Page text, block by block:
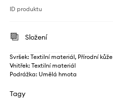
ID produktu
Složení
Svršek: Textilní materiál, Přírodní kůže
Vnitřek: Textilní materiál
Podrážka: Umělá hmota
Tagy